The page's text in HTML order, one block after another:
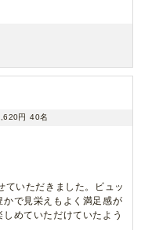
円 40名
いただきました。ビュッ
で見栄えもよく満足感が
めていただけていたよう